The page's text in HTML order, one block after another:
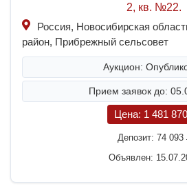
2, кв. №22.
Россия, Новосибирская
район, Прибрежный сельсовет
Аукцион:
Прием заявок до:
Цена: 1 481 870
Депозит: 74 093
Объявлен: